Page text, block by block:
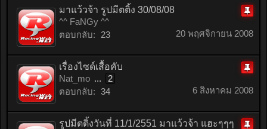
หมุด
มาแว้วจ้า รูปมีตติ้ง 30/08/08
^^ FaNGy ^^
ตอบกลับ:
23 20 พฤศจิกายน 2008
หมุด
เรื่องไซด์เสื้อคับ
Nat_mo ...
2
ตอบกลับ: 34 6 สิงหาคม 2008
รูปมีตติ้งวันที่ 11/1/2551 มาแว้วจ้า แฮะๆๆๆ